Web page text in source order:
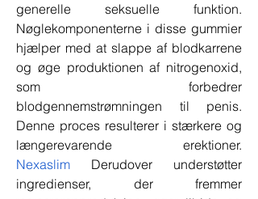
generelle seksuelle funktion.
Nøglekomponenterne i disse gummier
hjælper med at slappe af blodkarrene
og øge produktionen af ​​nitrogenoxid,
som forbedrer
blodgennemstrømningen til penis.
Denne proces resulterer i stærkere og
Nexaslim Derudover understøtter
ingredienser, der fremmer